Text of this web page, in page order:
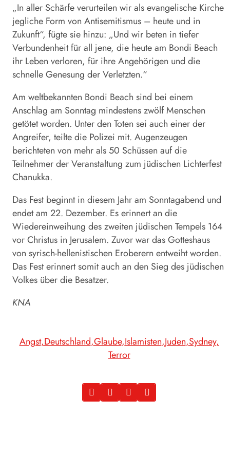
„In aller Schärfe verurteilen wir als evangelische Kirche
jegliche Form von Antisemitismus – heute und in
Zukunft“, fügte sie hinzu: „Und wir beten in tiefer
Verbundenheit für all jene, die heute am Bondi Beach
ihr Leben verloren, für ihre Angehörigen und die
schnelle Genesung der Verletzten.“
Am weltbekannten Bondi Beach sind bei einem
Anschlag am Sonntag mindestens zwölf Menschen
getötet worden. Unter den Toten sei auch einer der
Angreifer, teilte die Polizei mit. Augenzeugen
berichteten von mehr als 50 Schüssen auf die
Teilnehmer der Veranstaltung zum jüdischen Lichterfest
Chanukka.
Das Fest beginnt in diesem Jahr am Sonntagabend und
endet am 22. Dezember. Es erinnert an die
Wiedereinweihung des zweiten jüdischen Tempels 164
vor Christus in Jerusalem. Zuvor war das Gotteshaus
von syrisch-hellenistischen Eroberern entweiht worden.
Das Fest erinnert somit auch an den Sieg des jüdischen
Volkes über die Besatzer.
KNA
Angst Deutschland Glaube Islamisten Juden Sydney
Terror